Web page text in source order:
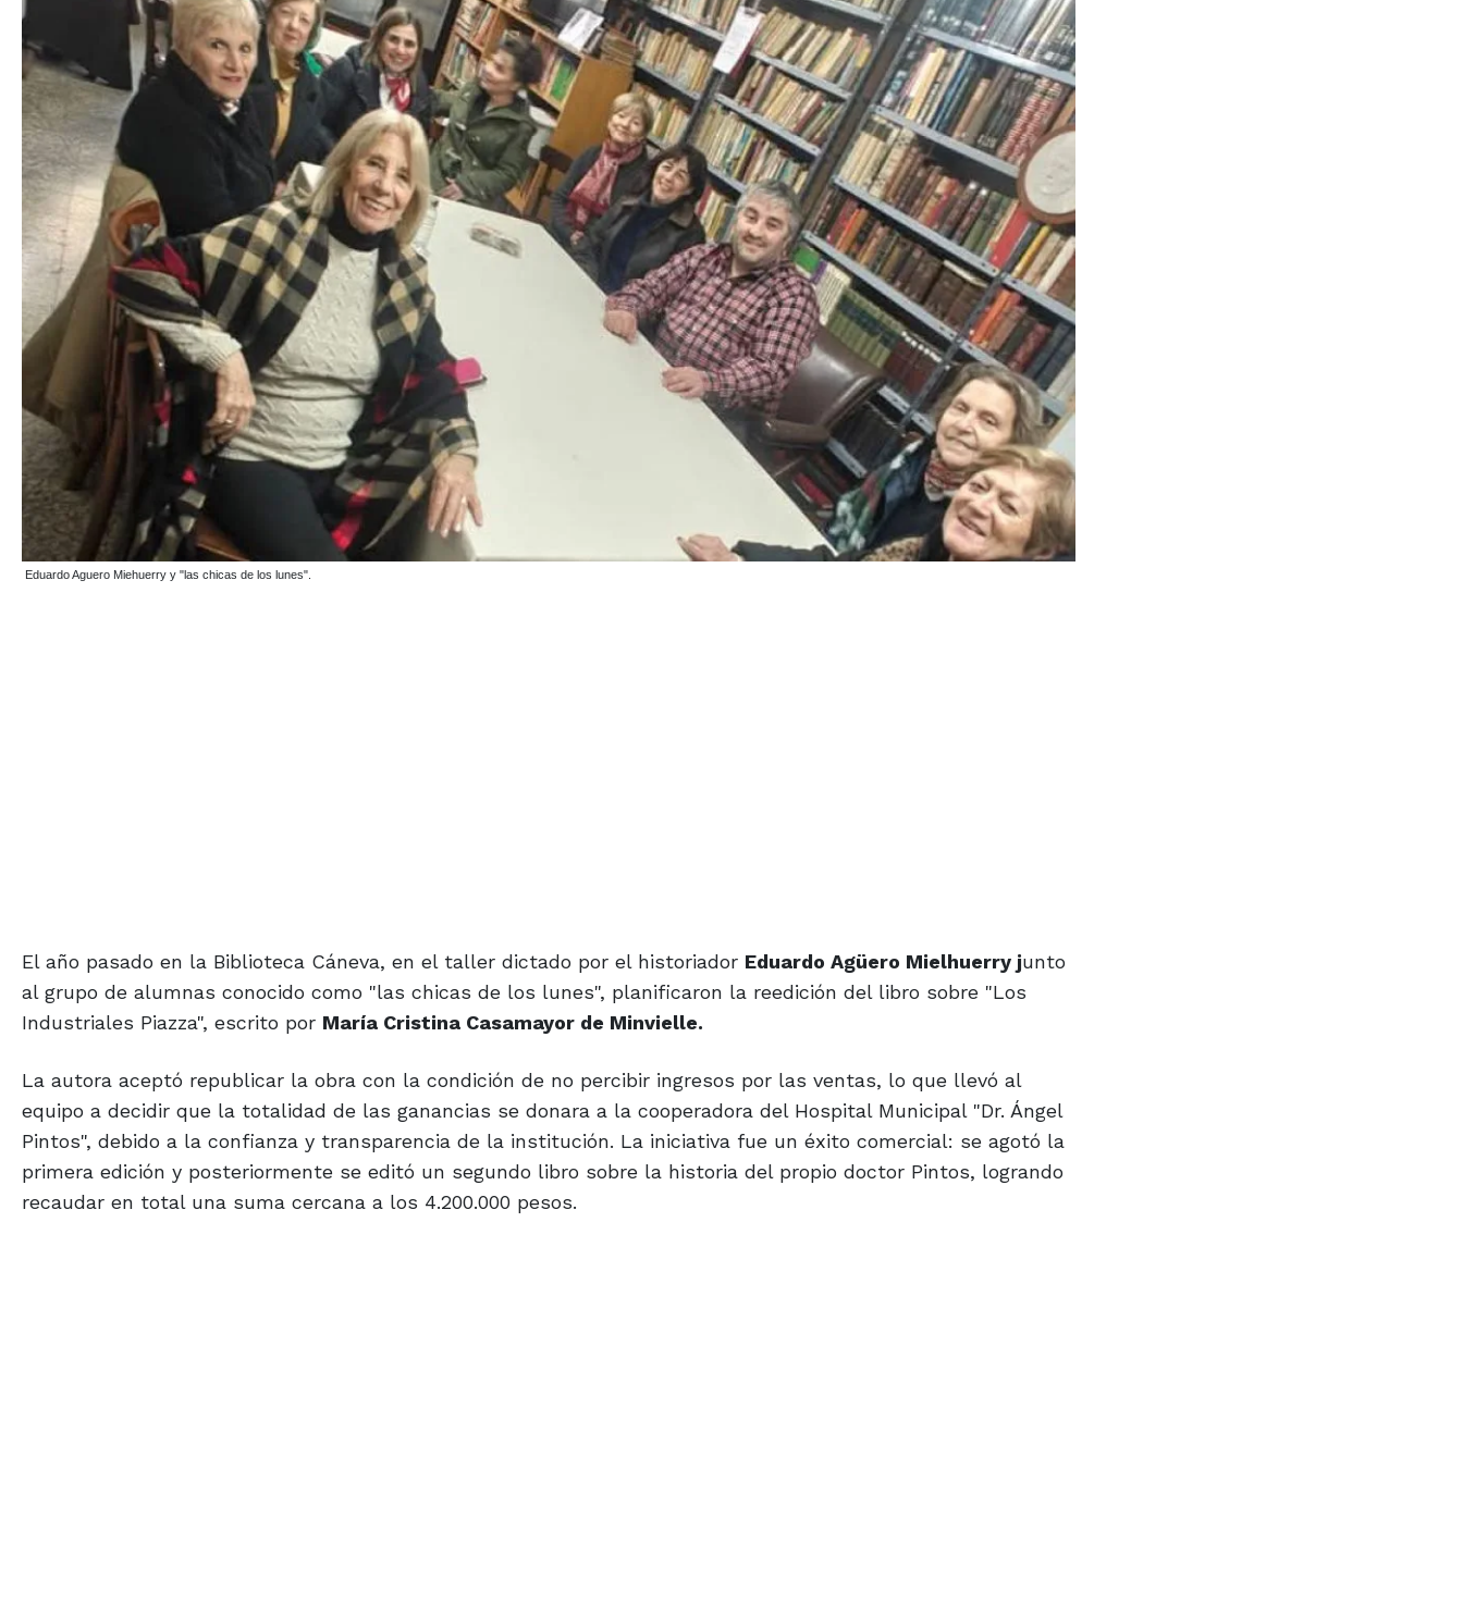
Eduardo Aguero Miehuerry y "las chicas de los lunes".
El año pasado en la Biblioteca Cáneva, en el taller dictado por el historiador Eduardo Agüero Mielhuerry junto
al grupo de alumnas conocido como "las chicas de los lunes", planificaron la reedición del libro sobre "Los
Industriales Piazza", escrito por María Cristina Casamayor de Minvielle.
La autora aceptó republicar la obra con la condición de no percibir ingresos por las ventas, lo que llevó al
equipo a decidir que la totalidad de las ganancias se donara a la cooperadora del Hospital Municipal "Dr. Ángel
Pintos", debido a la confianza y transparencia de la institución. La iniciativa fue un éxito comercial: se agotó la
primera edición y posteriormente se editó un segundo libro sobre la historia del propio doctor Pintos, logrando
recaudar en total una suma cercana a los 4.200.000 pesos.